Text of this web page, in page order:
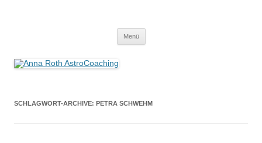
Menü
SCHLAGWORT-ARCHIVE: PETRA SCHWEHM